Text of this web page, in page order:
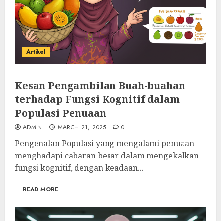
Artikel
Kesan Pengambilan Buah-buahan
terhadap Fungsi Kognitif dalam
Populasi Penuaan
ADMIN MARCH 21, 2025 0
Pengenalan Populasi yang mengalami penuaan
menghadapi cabaran besar dalam mengekalkan
fungsi kognitif, dengan keadaan...
READ MORE